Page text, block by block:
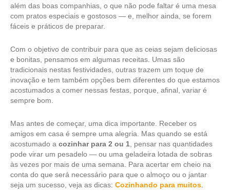
além das boas companhias, o que não pode faltar é uma mesa
com pratos especiais e gostosos — e, melhor ainda, se forem
fáceis e práticos de preparar.
Com o objetivo de contribuir para que as ceias sejam deliciosas
e bonitas, pensamos em algumas receitas. Umas são
tradicionais nestas festividades, outras trazem um toque de
inovação e tem também opções bem diferentes do que estamos
acostumados a comer nessas festas, porque, afinal, variar é
sempre bom.
Mas antes de começar, uma dica importante. Receber os
amigos em casa é sempre uma alegria. Mas quando se está
acostumado a cozinhar para 2 ou 1 , pensar nas quantidades
pode virar um pesadelo — ou uma geladeira lotada de sobras
às vezes por mais de uma semana. Para acertar em cheio na
conta do que será necessário para que o almoço ou o jantar
seja um sucesso, veja as dicas: Cozinhando para muitos